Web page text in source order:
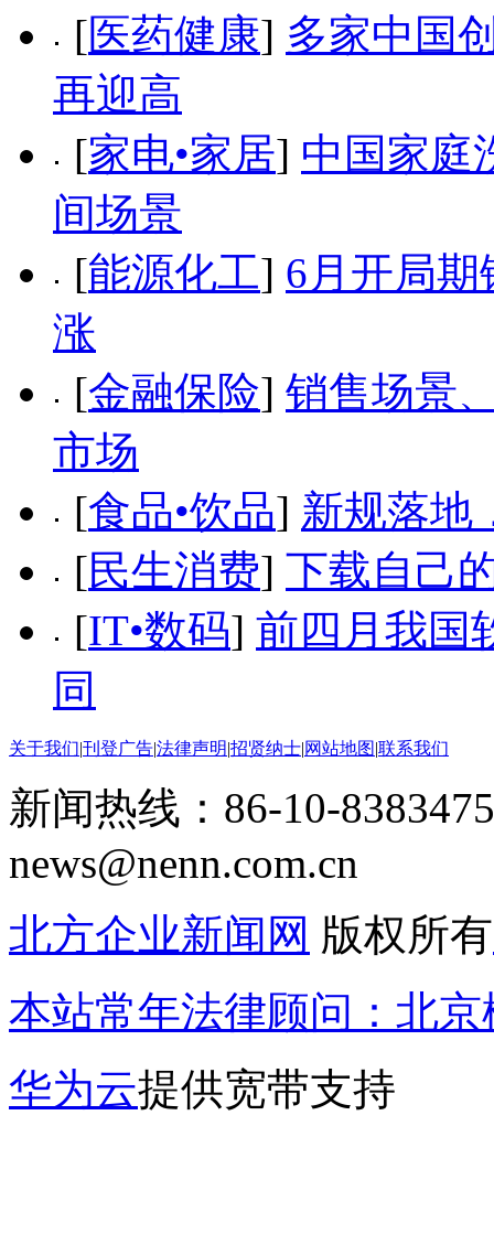
[医药健康] 多家中国
再迎高
[家电•家居] 中国家庭
间场景
[能源化工] 6月开局
涨
[金融保险] 销售场景
市场
[食品•饮品] 新规落地
[民生消费] 下载自己
[IT•数码] 前四月我国
同
关于我们|刊登广告|法律声明|招贤纳士|网站地图|联系我们
新闻热线：86-10-
news@nenn.com.cn
北方企业新闻网 版权所有
本站常年法律顾问：北
华为云提供宽带支持